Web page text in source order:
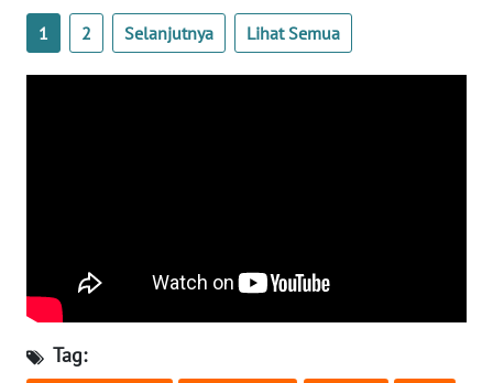
1 2 Selanjutnya Lihat Semua
Tag:
JAMBI
SULTENG
SULBAR